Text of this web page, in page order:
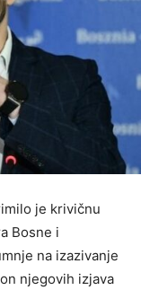
je krivičnu
Bosne i
na izazivanje
njegovih izjava